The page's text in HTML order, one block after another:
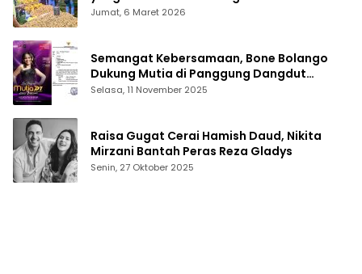
Jumat, 6 Maret 2026
Semangat Kebersamaan, Bone Bolango
Dukung Mutia di Panggung Dangdut
Academy 7
Selasa, 11 November 2025
Raisa Gugat Cerai Hamish Daud, Nikita
Mirzani Bantah Peras Reza Gladys
Senin, 27 Oktober 2025